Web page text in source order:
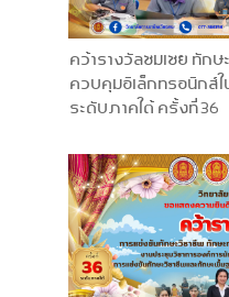
คว้ารางวัลชมเชย ทัก
ควบคุมอิเล็กทรอนิกส์
ระดับภาคใต้ ครั้งที่ 36